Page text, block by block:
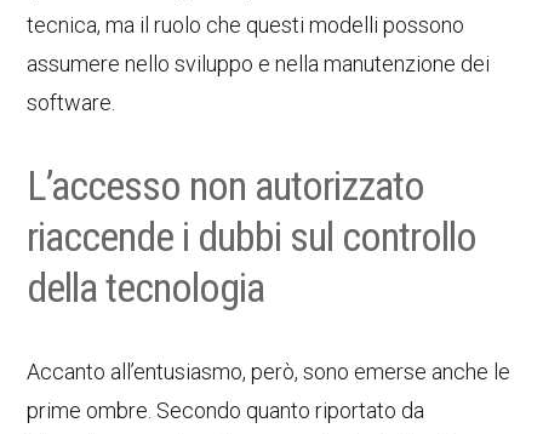
tecnica, ma il ruolo che questi modelli possono
assumere nello sviluppo e nella manutenzione dei
software.
L’accesso non autorizzato
riaccende i dubbi sul controllo
della tecnologia
Accanto all’entusiasmo, però, sono emerse anche le
prime ombre. Secondo quanto riportato da